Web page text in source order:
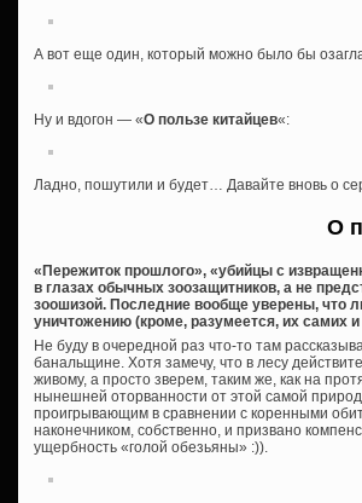
А вот еще один, который можно было бы
Ну и вдогон — «О пользе китайцев«:
Ладно, пошутили и будет… Давайте вновь о
О
«Пережиток прошлого», «убийцы с
в глазах обычных зоозащитников, а не
зоошизой. Последние вообще уверены, что
уничтожению (кроме, разумеется, их самих
Не буду в очередной раз что-то там
банальщине. Хотя замечу, что в лесу
живому, а просто зверем, таким же, как на
нынешней оторванности от этой самой
проигрывающим в сравнении с коренными
наконечником, собственно, и призвано
ущербность «голой обезьяны» :)).